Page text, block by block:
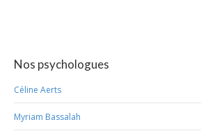
Nos psychologues
Céline Aerts
Myriam Bassalah